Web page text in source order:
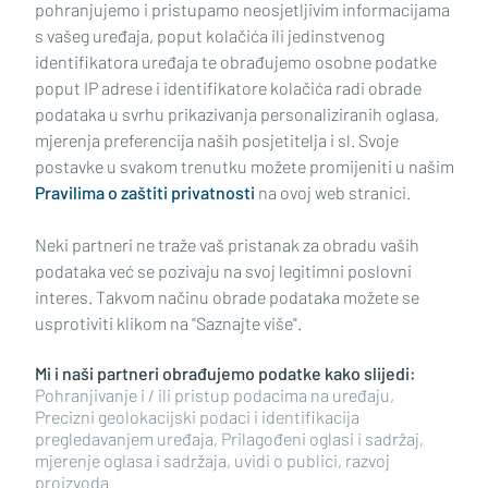
Impressum Uvjeti korištenja Politika privatnosti
Politika kolačića Kontakt Pritužbe Suradnici
Oglašavanje
RUBRIKE
BRODSKO-POSAVSKA ŽUPANIJA
POŽEŠKO-SLAVONSKA ŽUPANIJA
pohranjujemo i pristupamo neosjetljivim informacijama
s vašeg uređaja, poput kolačića ili jedinstvenog
identifikatora uređaja te obrađujemo osobne podatke
poput IP adrese i identifikatore kolačića radi obrade
podataka u svrhu prikazivanja personaliziranih oglasa,
mjerenja preferencija naših posjetitelja i sl. Svoje
postavke u svakom trenutku možete promijeniti u našim
Pravilima o zaštiti privatnosti na ovoj web stranici.
Neki partneri ne traže vaš pristanak za obradu vaših
podataka već se pozivaju na svoj legitimni poslovni
interes. Takvom načinu obrade podataka možete se
usprotiviti klikom na "Saznajte više".
Mi i naši partneri obrađujemo podatke kako slijedi:
Pohranjivanje i / ili pristup podacima na uređaju,
Precizni geolokacijski podaci i identifikacija
pregledavanjem uređaja, Prilagođeni oglasi i sadržaj,
mjerenje oglasa i sadržaja, uvidi o publici, razvoj
proizvoda